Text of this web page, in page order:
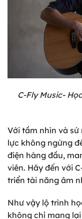
C-Fly Music-
Với tầm nhìn và sứ
lực không ngừng
điện hàng đầu,
viên. Hãy đến với
triển tài năng âm
Như vậy lộ trình
không chỉ mang